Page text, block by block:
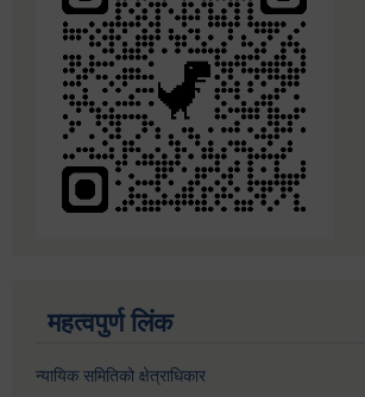
महत्वपुर्ण लिंक
न्यायिक समितिको क्षेत्राधिकार